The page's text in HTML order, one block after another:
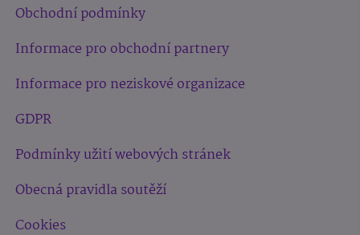
Obchodní podmínky
Informace pro obchodní partnery
Informace pro neziskové organizace
GDPR
Podmínky užití webových stránek
Obecná pravidla soutěží
Cookies